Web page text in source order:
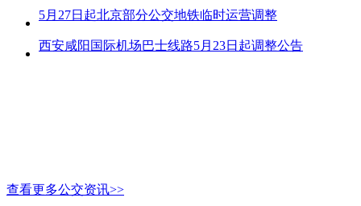
5月27日起北京部分公交地铁临时运营调整
西安咸阳国际机场巴士线路5月23日起调整公告
查看更多公交资讯>>